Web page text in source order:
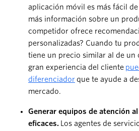
aplicación móvil es más fácil
más información sobre un
competidor ofrece
personalizadas? Cuando tu
tiene un precio similar al de un
gran experiencia del cliente
diferenciador que te ayude a
mercado.
Generar equipos de atención
eficaces. Los agentes de